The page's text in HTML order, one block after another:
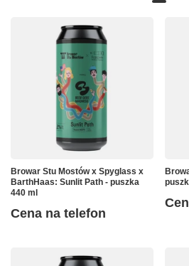
Browar Stu Mostów x Spyglass x
BarthHaas: Sunlit Path - puszka
440 ml
Cena na telefon